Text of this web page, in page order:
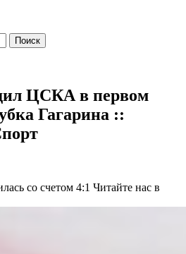
ЦСКА в первом
Гагарина ::
со счетом 4:1 Читайте нас в